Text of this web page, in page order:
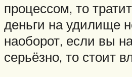
процессом, то
деньги на удилище
наоборот, если вы
серьёзно, то стоит